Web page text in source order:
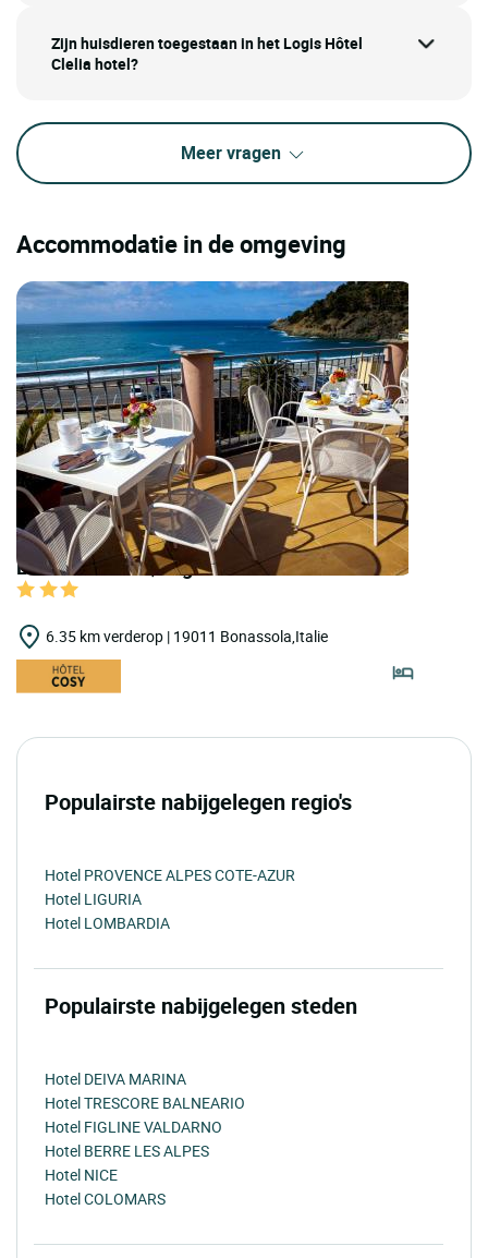
Zijn huisdieren toegestaan in het Logis Hôtel
Clelia hotel?
Meer vragen
Accommodatie in de omgeving
LOGIS HOTELS | Logis Hôtel Delle Rose
6.35 km verderop | 19011 Bonassola,Italie
Populairste nabijgelegen regio's
Hotel PROVENCE ALPES COTE-AZUR
Hotel LIGURIA
Hotel LOMBARDIA
Populairste nabijgelegen steden
Hotel DEIVA MARINA
Hotel TRESCORE BALNEARIO
Hotel FIGLINE VALDARNO
Hotel BERRE LES ALPES
Hotel NICE
Hotel COLOMARS